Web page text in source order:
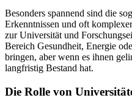
Besonders spannend sind die
Erkenntnissen und oft
zur Universität und
Bereich Gesundheit, Energie
bringen, aber wenn es ihnen
langfristig Bestand hat.
Die Rolle von